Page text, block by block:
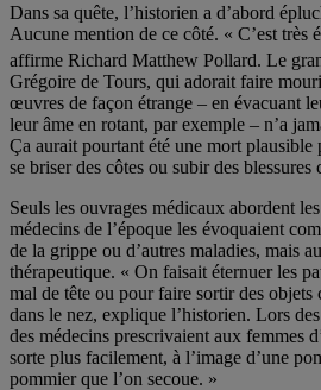
Dans sa quête, l’historien a d’abord
Aucune mention de ce côté. « C’est très
affirme Richard Matthew Pollard. Le
Grégoire de Tours, qui adorait faire
œuvres de façon étrange – en évacuant
leur âme en rotant, par exemple – n’a
Ça aurait pourtant été une mort plausible
se briser des côtes ou subir des blessures
Seuls les ouvrages médicaux abordent
médecins de l’époque les évoquaient
de la grippe ou d’autres maladies, mais
thérapeutique. « On faisait éternuer les
mal de tête ou pour faire sortir des objets
dans le nez, explique l’historien. Lors
des médecins prescrivaient aux femmes
sorte plus facilement, à l’image d’une
pommier que l’on secoue. »